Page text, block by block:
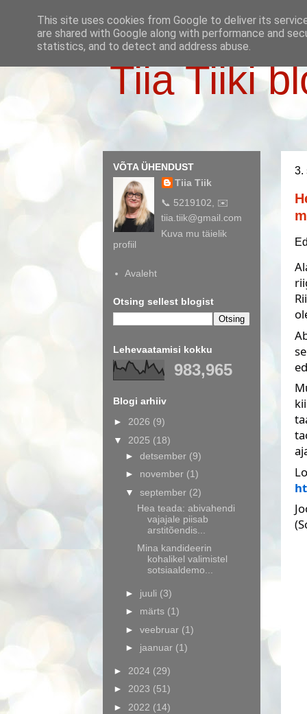
Tiia Tiiki
3.
VÕTA ÜHENDUST
Tiia Tiik
📞 5219102, ✉️
tiia.tiik@gmail.com
Kuva mu täielik
profiil
Avaleht
Otsing sellest blogist
Lehevaatamisi kokku
983,965
Blogi arhiiv
► 2026 (9)
▼ 2025 (18)
► detsember (9)
► november (1)
▼ september (2)
Hea teada: abivahendi
vajajale piisab
arstitõendis...
Mina kandideerin
kohalikel valimistel
sotsiaaldemo...
► juuli (3)
► märts (1)
► veebruar (1)
► jaanuar (1)
► 2024 (29)
► 2023 (51)
► 2022 (14)
This site uses cookies from Google to deliver its
are shared with Google along with performance and
statistics, and to detect and address abuse.